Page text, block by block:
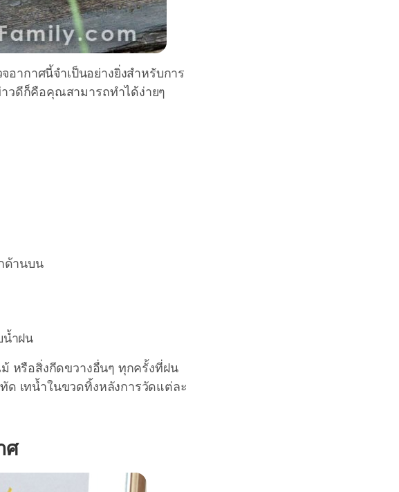
ากาศนี้จำเป็นอย่างยิ่งสำหรับการ
วดีก็คือคุณสามารถทำได้ง่ายๆ
ด้านบน
น้ำฝน
หรือสิ่งกีดขวางอื่นๆ ทุกครั้งที่ฝน
ด เทน้ำในขวดทิ้งหลังการวัดแต่ละ
ศ